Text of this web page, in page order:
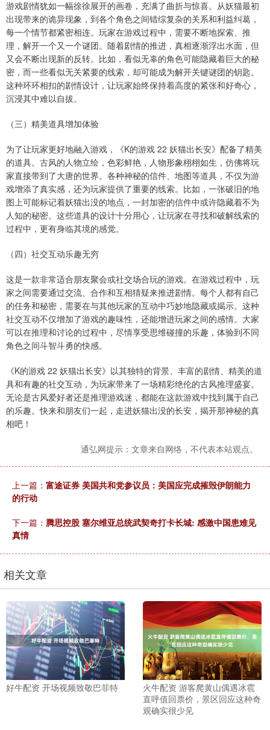
游戏剧情犹如一幅徐徐展开的画卷，充满了曲折与惊喜。从妖猫最初
出现带来的诡异现象，到各个角色之间错综复杂的关系和利益纠葛，
每一个情节都紧密相连。玩家在游戏过程中，需要不断地探索、推
理，解开一个又一个谜团。随着剧情的推进，真相逐渐浮出水面，但
又会不断出现新的反转。比如，看似无辜的角色可能隐藏着巨大的秘
密，而一些看似无关紧要的线索，却可能成为解开关键谜团的钥匙。
这种环环相扣的剧情设计，让玩家始终保持着高度的紧张和好奇心，
沉浸其中难以自拔。
（三）精美道具增加体验
为了让玩家更好地融入游戏，《K的游戏 22 妖猫出长安》配备了精美
的道具。古风的人物立绘，色彩鲜艳，人物形象栩栩如生，仿佛将玩
家直接带到了大唐的世界。各种神秘的信件、地图等道具，不仅为游
戏增添了真实感，还为玩家提供了重要的线索。比如，一张破旧的地
图上可能标记着妖猫出没的地点，一封加密的信件中或许隐藏着不为
人知的秘密。这些道具的设计十分用心，让玩家在寻找和破解线索的
过程中，更有身临其境的感觉。
（四）社交互动乐趣无穷
这是一款非常适合朋友聚会或社交场合玩的游戏。在游戏过程中，玩
家之间需要通过交流、合作和互相猜疑来推进剧情。每个人都有自己
的任务和秘密，需要在与其他玩家的互动中巧妙地隐藏或揭示。这种
社交互动不仅增加了游戏的趣味性，还能增进玩家之间的感情。大家
可以在推理和讨论的过程中，尽情享受思维碰撞的乐趣，体验到不同
角色之间斗智斗勇的快感。
《K的游戏 22 妖猫出长安》以其独特的背景、丰富的剧情、精美的道
具和有趣的社交互动，为玩家带来了一场精彩绝伦的古风推理盛宴。
无论是古风爱好者还是推理游戏迷，都能在这款游戏中找到属于自己
的乐趣。快来和朋友们一起，走进妖猫出没的长安，揭开那神秘的真
相吧！
通弘网提示：文章来自网络，不代表本站观点。
上一篇： 富途证券 美国共和党参议员：美国应完成摧毁伊朗能力
的行动
下一篇： 腾思控股 塞尔维亚总统武契奇打卡长城: 感激中国患难见
真情
相关文章
好牛配资 开场视频致敬巴菲特
火牛配资 游客爬黄山偶遇冰雹
直呼值回票价，景区回应这种奇
观确实很少见